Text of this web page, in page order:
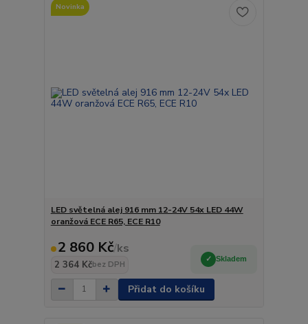
Novinka
LED světelná alej 916 mm 12-24V 54x LED 44W
oranžová ECE R65, ECE R10
2 860 Kč/ks
2 364 Kčbez DPH
Skladem
Přidat do košíku